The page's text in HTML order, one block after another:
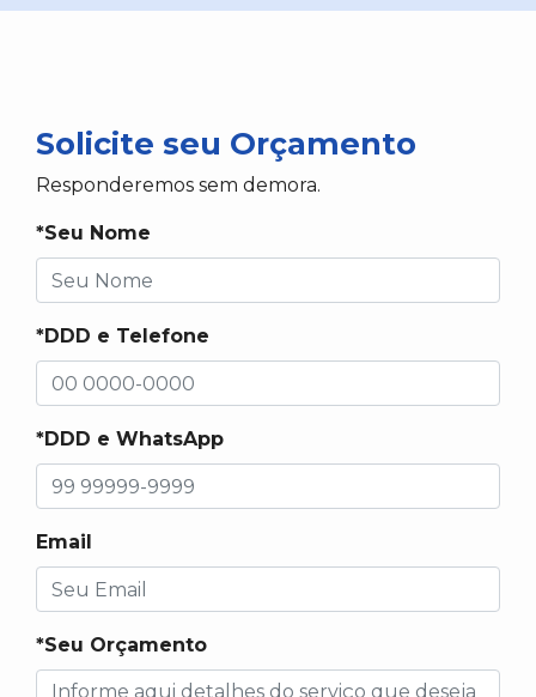
Solicite seu Orçamento
Responderemos sem demora.
*Seu Nome
*DDD e Telefone
*DDD e WhatsApp
Email
*Seu Orçamento